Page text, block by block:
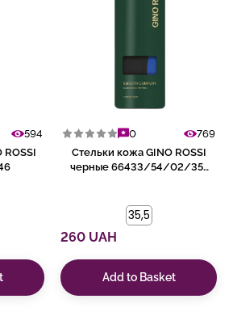
594
ROSSI
0
769
Стельки кожа GINO ROSSI
черные 66433/54/02/35-
35,5
260 UAH
Add to Basket